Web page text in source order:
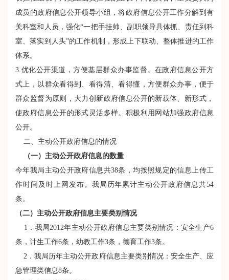
成员的政府信息公开领导小组，将政府信息公开工作分解到有
关科室和人员，强化“一把手挂帅、副职领导具体抓、责任到科
室、落实到人头”的工作机制，形成上下联动、整体推进的工作
体系。
3.优化公开渠道，方便基层群众办事监督。在政府信息公开方
式上，以群众看得到、看得清、看得懂，方便群众办事，便于
群众监督为原则，大力创新政府信息公开的新载体、新形式，
使政府信息公开的形式灵活多样。积极利用网站加强政府信息
公开。
二、主动公开政府信息的情况
（一）主动公开政府信息的数量
今年我局主动公开政府信息共38条，均按照规定的信息上传工
作时间及时上网发布。我局历年累计主动公开政府信息共54
条。
（二）主动公开政府信息主要类别情况
1．我局2012年主动公开政府信息主要类别情况：安全生产6
条，计生工作6条，幼教工作3条，德育工作3条。
2．我局历年主动公开政府信息主要类别情况：安全生产、应
急管理类信息8条。